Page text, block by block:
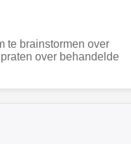
te brainstormen over
over behandelde